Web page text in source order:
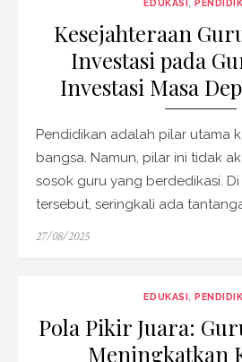
EDUKASI,
Kesejahteraan
Investasi pada
Investasi Masa
Pendidikan adalah pilar utama
bangsa. Namun, pilar ini tidak
sosok guru yang berdedikasi.
tersebut, seringkali ada
Posted
27/08/2025
EDUKASI,
Pola Pikir Juara:
Meningkatkan